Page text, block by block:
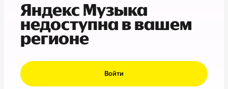
Яндекс Музыка
недоступна в вашем
регионе
Войти